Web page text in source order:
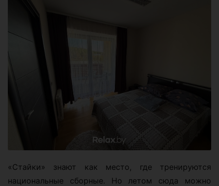
«Стайки» знают как место, где тренируются
национальные сборные. Но летом сюда можно